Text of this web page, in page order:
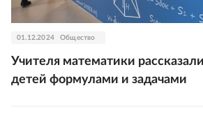
01.12.2024 Общество
Учителя математики
детей формулами и задачами